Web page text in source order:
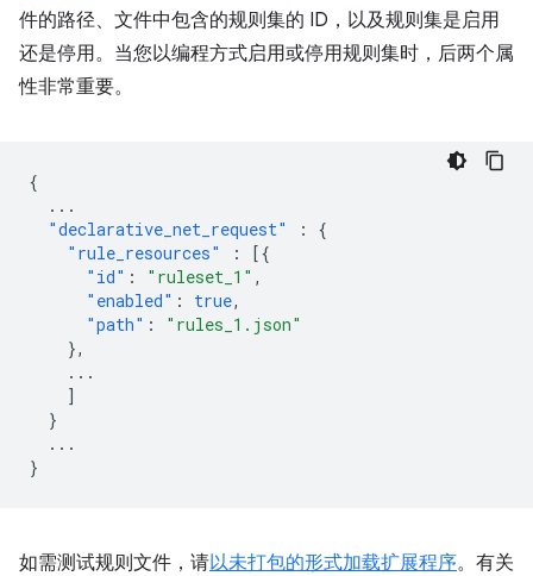
件的路径、文件中包含的规则集的 ID，以及规则集是启用
还是停用。当您以编程方式启用或停用规则集时，后两个属
性非常重要。
{
...
"declarative_net_request"
:
{
"rule_resources"
:
[{
"id" : "ruleset_1" ,
"enabled" : true,
"path" :
"rules_1.json"
},
...
]
}
...
}
如需测试规则文件，请以未打包的形式加载扩展程序。有关